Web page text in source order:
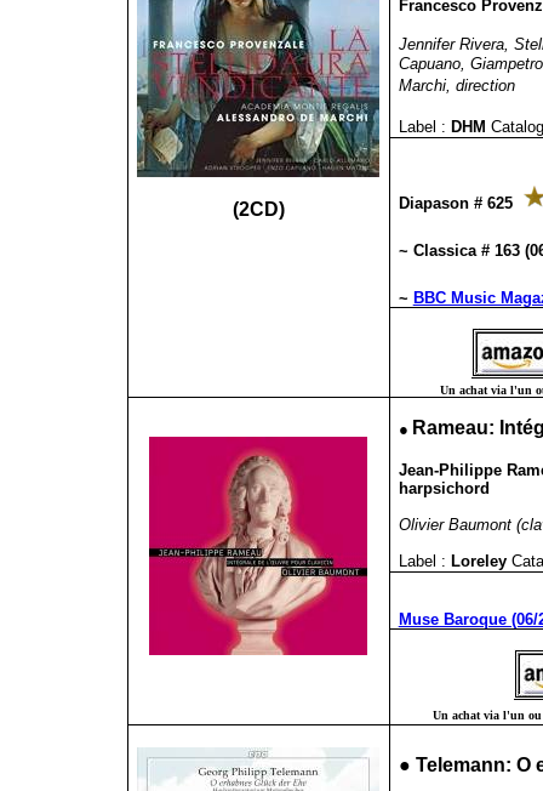
(2CD)
Francesco
Jennifer Rivera,
Capuano,
Marchi, direction
Label : DHM
Diapason # 625
~ Classica # 163
~ BBC Music
Un achat via l'un
● Rameau:
Jean-Philippe
harpsichord
Olivier Baumont
Label : Loreley
Muse Baroque (06/
Un achat via l'un ou
● Telemann: O